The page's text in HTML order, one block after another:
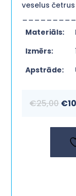
veselus
Materiāls:
Izmērs:
Apstrāde:
€25,00 €